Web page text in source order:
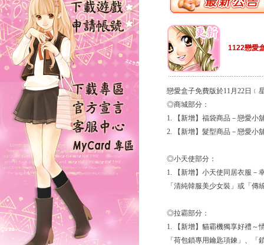
1122戀愛
戀愛盒子免費版於11月22日﹝
◎商城部分：
1. 【新增】福袋商品－戀愛小
2. 【新增】髮型商品－戀愛小
◎小天使部分：
1. 【新增】小天使同居衣服－
「清純韓服美少女裝」或「傳
◎拉霸部分：
1. 【新增】貓霸機獨享好禮～
「荷包鎖專用鑰匙項鍊」、